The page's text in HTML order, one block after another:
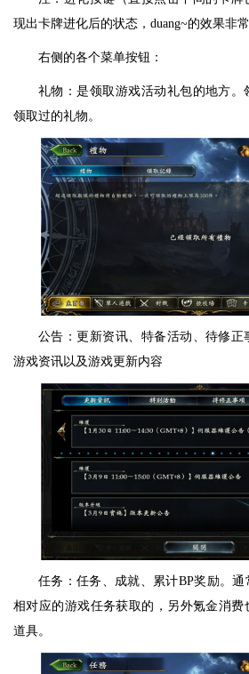
现出卡牌进化后的状态，duang~的效果非常
右侧的各个菜单按钮：
礼物：是领取游戏活动礼包的地方
领取过的礼物。
公告：更新资讯、特备活动、待修正
游戏资讯以及游戏更新内容
任务：任务、成就、累计BP奖励。
相对应的游戏任务获取的，另外氪金消
道具。